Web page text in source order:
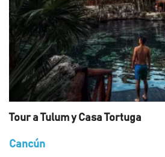
Tour a Tulum y Casa Tortuga
Cancún